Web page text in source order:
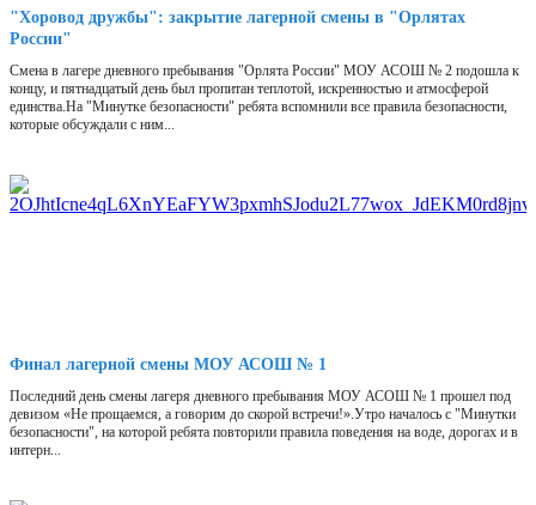
"Хоровод дружбы": закрытие лагерной смены в "Орлятах
России"
Смена в лагере дневного пребывания "Орлята России" МОУ АСОШ № 2 подошла к
концу, и пятнадцатый день был пропитан теплотой, искренностью и атмосферой
единства.На "Минутке безопасности" ребята вспомнили все правила безопасности,
которые обсуждали с ним...
Финал лагерной смены МОУ АСОШ № 1
Последний день смены лагеря дневного пребывания МОУ АСОШ № 1 прошел под
девизом «Не прощаемся, а говорим до скорой встречи!».Утро началось с "Минутки
безопасности", на которой ребята повторили правила поведения на воде, дорогах и в
интерн...